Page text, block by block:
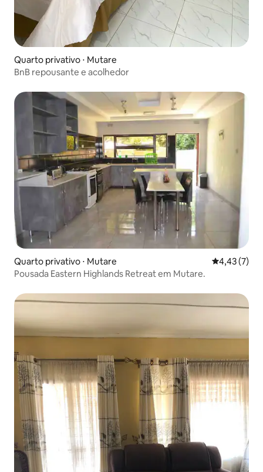
Quarto privativo ⋅ Mutare
BnB repousante e acolhedor
Quarto privativo ⋅ Mutare 4,43 de
4,43 (7)
Pousada Eastern Highlands Retreat em Mutare.